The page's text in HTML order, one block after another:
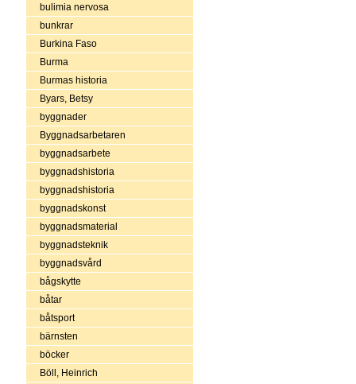
bulimia nervosa
bunkrar
Burkina Faso
Burma
Burmas historia
Byars, Betsy
byggnader
Byggnadsarbetaren
byggnadsarbete
byggnadshistoria
byggnadshistoria
byggnadskonst
byggnadsmaterial
byggnadsteknik
byggnadsvård
bågskytte
båtar
båtsport
bärnsten
böcker
Böll, Heinrich